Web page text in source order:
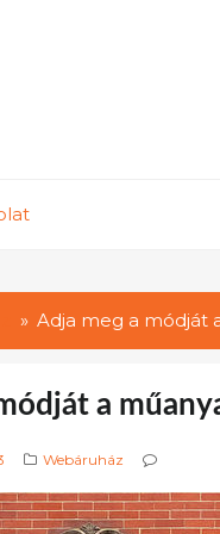
Adja meg a módját
a
Webáruház